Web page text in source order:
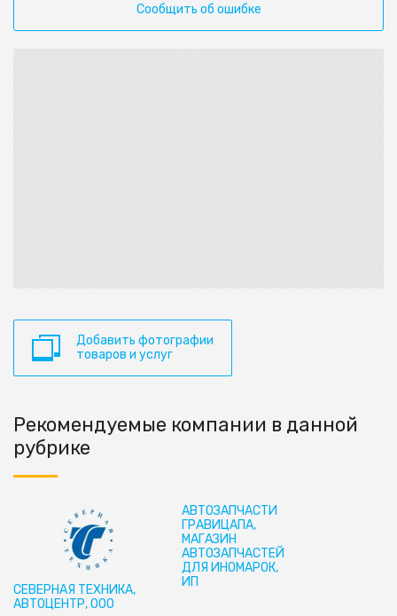
Сообщить об ошибке
Добавить фотографии
товаров и услуг
Рекомендуемые компании в данной
рубрике
СЕВЕРНАЯ ТЕХНИКА,
АВТОЦЕНТР, ООО
АВТОЗАПЧАСТИ
ГРАВИЦАПА,
МАГАЗИН
АВТОЗАПЧАСТЕЙ
ДЛЯ ИНОМАРОК,
ИП